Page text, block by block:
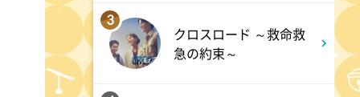
深夜
見取り図じゃん 【1人で見
3
クロスロード ～救命救
急の約束～